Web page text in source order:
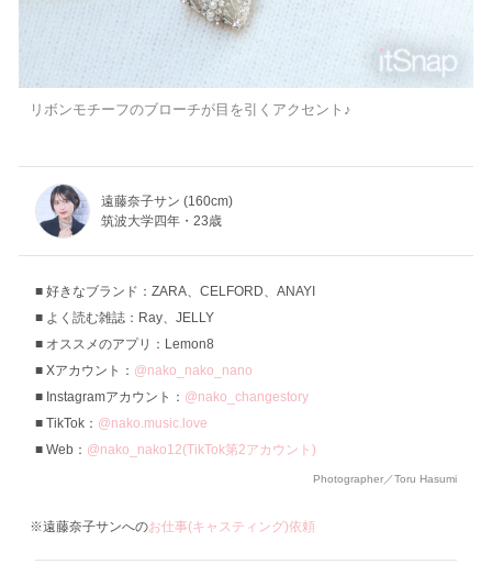
リボンモチーフのブローチが目を引くアクセント♪
遠藤奈子サン (160cm)
筑波大学四年・23歳
好きなブランド：ZARA、CELFORD、ANAYI
よく読む雑誌：Ray、JELLY
オススメのアプリ：Lemon8
Xアカウント： @nako_nako_nano
Instagramアカウント： @nako_changestory
TikTok： @nako.music.love
Web： @nako_nako12(TikTok第2アカウント)
Photographer／Toru Hasumi
※遠藤奈子サンへのお仕事(キャスティング)依頼